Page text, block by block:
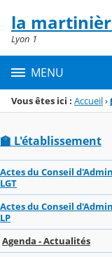
Menu de la
Contenu
la
Lyon 1
MENU
Vous êtes ici : Accueil›
🏫 L'établissement
Actes du Conseil
LGT
Actes du Conseil
LP
Agenda - Actualités